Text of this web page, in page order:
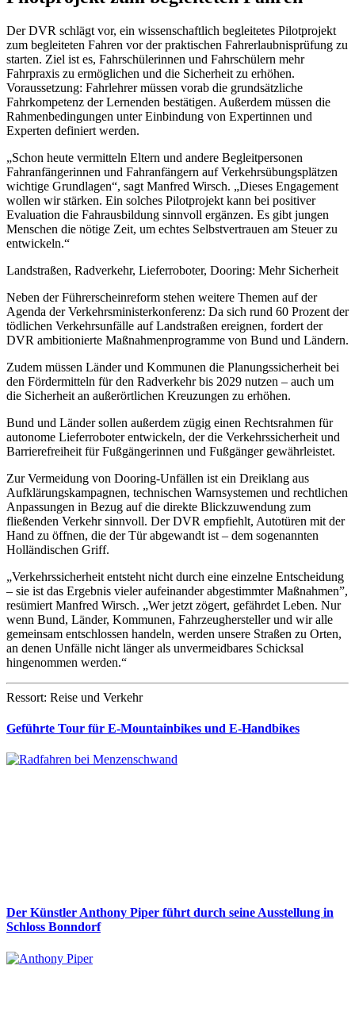
Der DVR schlägt vor, ein wissenschaftlich begleitetes Pilotprojekt
zum begleiteten Fahren vor der praktischen Fahrerlaubnisprüfung zu
starten. Ziel ist es, Fahrschülerinnen und Fahrschülern mehr
Fahrpraxis zu ermöglichen und die Sicherheit zu erhöhen.
Voraussetzung: Fahrlehrer müssen vorab die grundsätzliche
Fahrkompetenz der Lernenden bestätigen. Außerdem müssen die
Rahmenbedingungen unter Einbindung von Expertinnen und
Experten definiert werden.
„Schon heute vermitteln Eltern und andere Begleitpersonen
Fahranfängerinnen und Fahranfängern auf Verkehrsübungsplätzen
wichtige Grundlagen“, sagt Manfred Wirsch. „Dieses Engagement
wollen wir stärken. Ein solches Pilotprojekt kann bei positiver
Evaluation die Fahrausbildung sinnvoll ergänzen. Es gibt jungen
Menschen die nötige Zeit, um echtes Selbstvertrauen am Steuer zu
entwickeln.“
Landstraßen, Radverkehr, Lieferroboter, Dooring: Mehr Sicherheit
Neben der Führerscheinreform stehen weitere Themen auf der
Agenda der Verkehrsministerkonferenz: Da sich rund 60 Prozent der
tödlichen Verkehrsunfälle auf Landstraßen ereignen, fordert der
DVR ambitionierte Maßnahmenprogramme von Bund und Ländern.
Zudem müssen Länder und Kommunen die Planungssicherheit bei
den Fördermitteln für den Radverkehr bis 2029 nutzen – auch um
die Sicherheit an außerörtlichen Kreuzungen zu erhöhen.
Bund und Länder sollen außerdem zügig einen Rechtsrahmen für
autonome Lieferroboter entwickeln, der die Verkehrssicherheit und
Barrierefreiheit für Fußgängerinnen und Fußgänger gewährleistet.
Zur Vermeidung von Dooring-Unfällen ist ein Dreiklang aus
Aufklärungskampagnen, technischen Warnsystemen und rechtlichen
Anpassungen in Bezug auf die direkte Blickzuwendung zum
fließenden Verkehr sinnvoll. Der DVR empfiehlt, Autotüren mit der
Hand zu öffnen, die der Tür abgewandt ist – dem sogenannten
Holländischen Griff.
„Verkehrssicherheit entsteht nicht durch eine einzelne Entscheidung
– sie ist das Ergebnis vieler aufeinander abgestimmter Maßnahmen”,
resümiert Manfred Wirsch. „Wer jetzt zögert, gefährdet Leben. Nur
wenn Bund, Länder, Kommunen, Fahrzeughersteller und wir alle
gemeinsam entschlossen handeln, werden unsere Straßen zu Orten,
an denen Unfälle nicht länger als unvermeidbares Schicksal
hingenommen werden.“
Ressort: Reise und Verkehr
Geführte Tour für E-Mountainbikes und E-Handbikes
Der Künstler Anthony Piper führt durch seine Ausstellung in
Schloss Bonndorf